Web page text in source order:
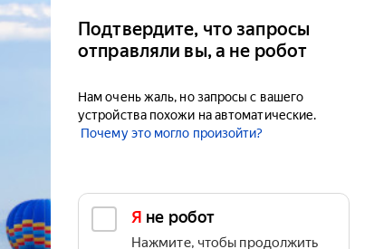
Подтвердите, что запросы
отправляли вы, а не робот
Нам очень жаль, но запросы с вашего
устройства похожи на автоматические.
Почему это могло произойти?
Я не робот
Нажмите, чтобы продолжить